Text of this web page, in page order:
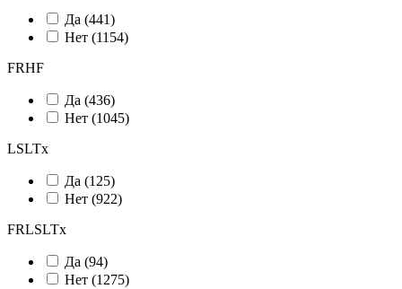
Да (441)
Нет (1154)
FRHF
Да (436)
Нет (1045)
LSLTx
Да (125)
Нет (922)
FRLSLTx
Да (94)
Нет (1275)